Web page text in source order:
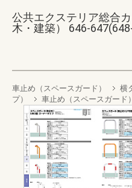
公共エクステリア総合
木・建築） 646-
車止め（スペースガード） 横
プ）
車止め（スペースガード）